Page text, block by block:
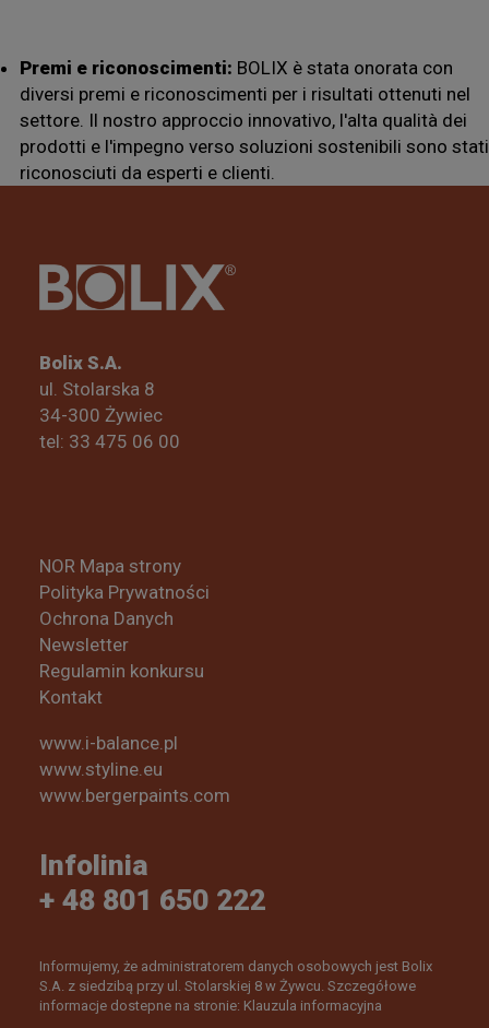
Premi e riconoscimenti: BOLIX è stata onorata con
diversi premi e riconoscimenti per i risultati ottenuti nel
settore. Il nostro approccio innovativo, l'alta qualità dei
prodotti e l'impegno verso soluzioni sostenibili sono stati
riconosciuti da esperti e clienti.
Bolix S.A.
ul. Stolarska 8
34-300 Żywiec
tel: 33 475 06 00
NOR Mapa strony
Polityka Prywatności
Ochrona Danych
Newsletter
Regulamin konkursu
Kontakt
www.i-balance.pl
www.styline.eu
www.bergerpaints.com
Infolinia
+ 48 801 650 222
Informujemy, że administratorem danych osobowych jest Bolix
S.A. z siedzibą przy ul. Stolarskiej 8 w Żywcu. Szczegółowe
informacje dostepne na stronie: Klauzula informacyjna